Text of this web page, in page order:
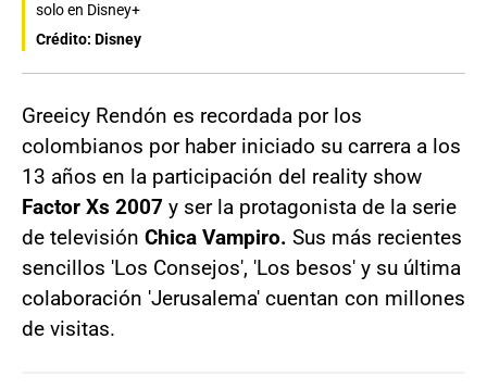
solo en Disney+
Crédito: Disney
Greeicy Rendón es recordada por los
colombianos por haber iniciado su carrera a los
13 años en la participación del reality show
Factor Xs 2007 y ser la protagonista de la serie
de televisión Chica Vampiro. Sus más recientes
sencillos 'Los Consejos', 'Los besos' y su última
colaboración 'Jerusalema' cuentan con millones
de visitas.